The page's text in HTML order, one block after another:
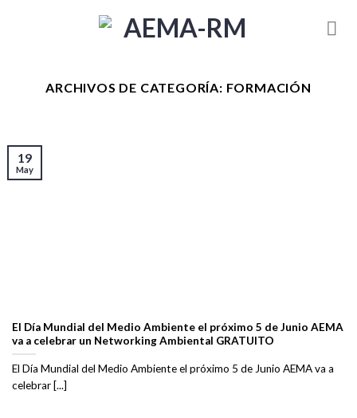
ARCHIVOS DE CATEGORÍA: FORMACIÓN
El Día Mundial del Medio Ambiente el próximo 5 de Junio AEMA
va a celebrar un Networking Ambiental GRATUITO
El Día Mundial del Medio Ambiente el próximo 5 de Junio AEMA va a
celebrar [...]
19
May